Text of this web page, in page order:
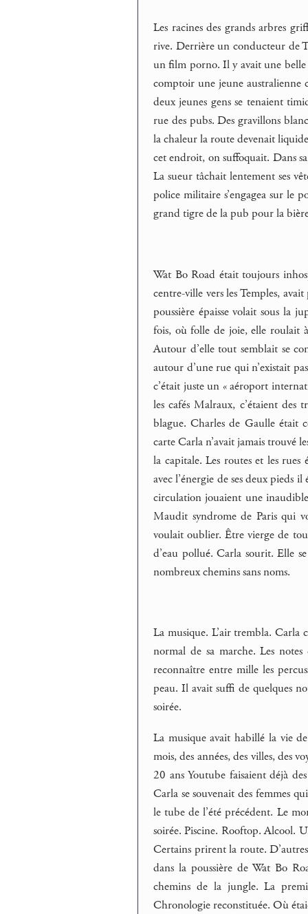
Les racines des grands arbres
rive. Derrière un conducteur de
un film porno. Il y avait une belle
comptoir une jeune australienne
deux jeunes gens se tenaient
rue des pubs. Des gravillons
la chaleur la route devenait
cet endroit, on suffoquait. Dans
La sueur tâchait lentement ses
police militaire s’engagea sur le
grand tigre de la pub pour la
Wat Bo Road était toujours
centre-ville vers les Temples,
poussière épaisse volait sous la
fois, où folle de joie, elle roulait
Autour d’elle tout semblait se
autour d’une rue qui n’existait
c’était juste un « aéroport
les cafés Malraux, c’étaient des
blague. Charles de Gaulle était
carte Carla n’avait jamais trouvé
la capitale. Les routes et les
avec l’énergie de ses deux pieds
circulation jouaient une
Maudit syndrome de Paris qui
voulait oublier. Être vierge de
d’eau pollué. Carla sourit. Elle
nombreux chemins sans noms.
La musique. L’air trembla.
normal de sa marche. Les
reconnaître entre mille les
peau. Il avait suffi de quelques
soirée.
La musique avait habillé la vie
mois, des années, des villes, des
20 ans Youtube faisaient déjà
Carla se souvenait des femmes
le tube de l’été précédent. Le
soirée. Piscine. Rooftop. Alcool.
Certains prirent la route.
dans la poussière de Wat Bo
chemins de la jungle. La
Chronologie reconstituée. Où